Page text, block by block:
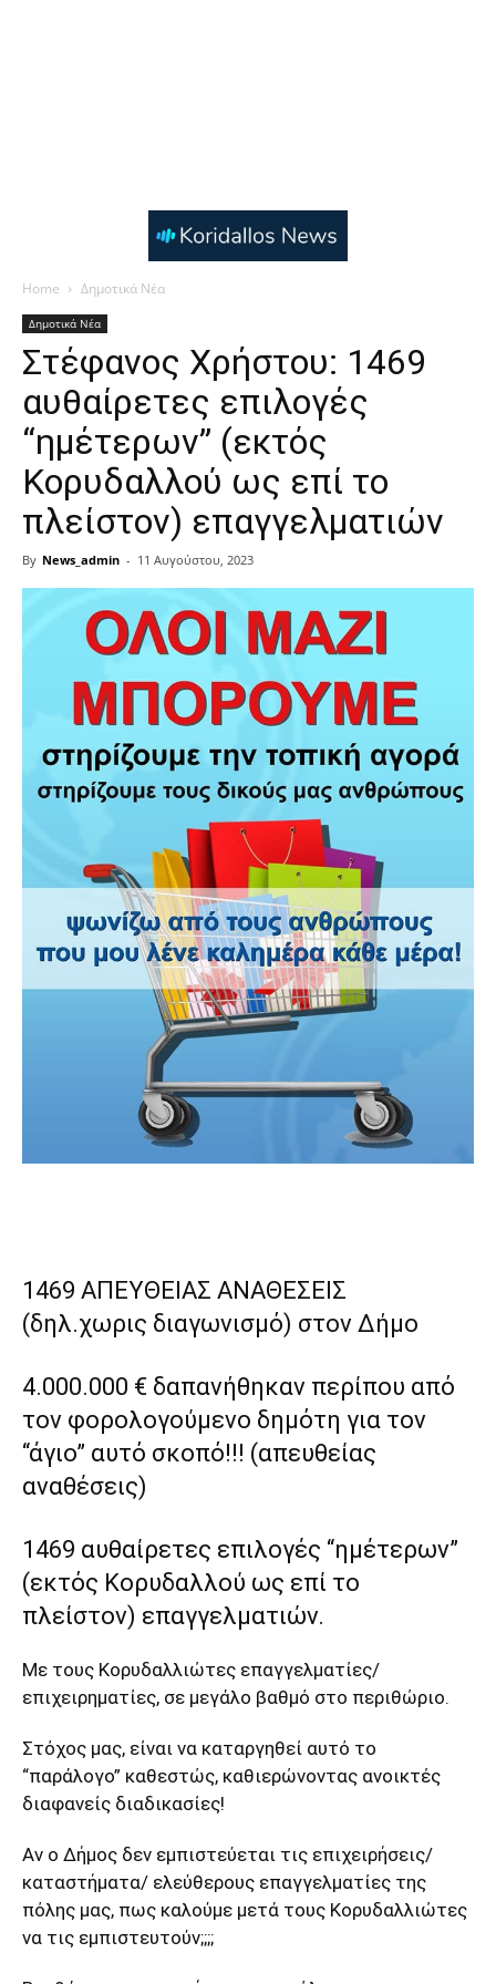
Home Δημοτικά Νέα
Δημοτικά Νέα
Στέφανος Χρήστου: 1469
αυθαίρετες επιλογές
“ημέτερων” (εκτός
Κορυδαλλού ως επί το
πλείστον) επαγγελματιών
By News_admin - 11 Αυγούστου, 2023
1469 ΑΠΕΥΘΕΙΑΣ ΑΝΑΘΕΣΕΙΣ
(δηλ.χωρις διαγωνισμό) στον Δήμο
4.000.000 € δαπανήθηκαν περίπου από
τον φορολογούμενο δημότη για τον
“άγιο” αυτό σκοπό!!! (απευθείας
αναθέσεις)
1469 αυθαίρετες επιλογές “ημέτερων”
(εκτός Κορυδαλλού ως επί το
πλείστον) επαγγελματιών.
Με τους Κορυδαλλιώτες επαγγελματίες/
επιχειρηματίες, σε μεγάλο βαθμό στο περιθώριο.
Στόχος μας, είναι να καταργηθεί αυτό το
“παράλογο” καθεστώς, καθιερώνοντας ανοικτές
διαφανείς διαδικασίες!
Αν ο Δήμος δεν εμπιστεύεται τις επιχειρήσεις/
καταστήματα/ ελεύθερους επαγγελματίες της
πόλης μας, πως καλούμε μετά τους Κορυδαλλιώτες
να τις εμπιστευτούν;;;;